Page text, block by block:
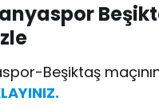
Beşiktaş